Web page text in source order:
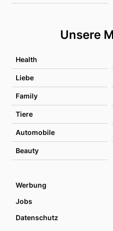
Unsere
Health
Liebe
Family
Tiere
Automobile
Beauty
Werbung
Jobs
Datenschutz